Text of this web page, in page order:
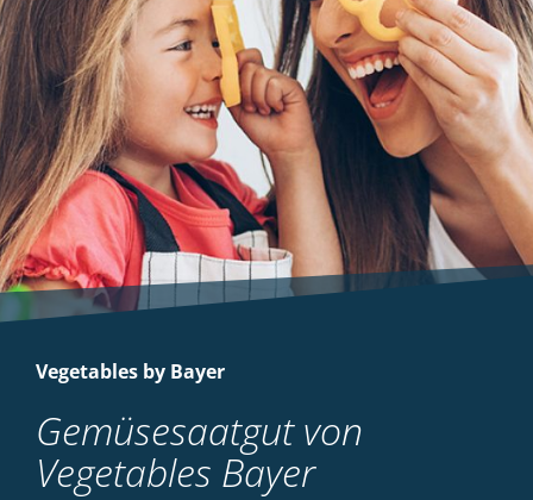
Vegetables by Bayer
Gemüsesaatgut von
Vegetables Bayer